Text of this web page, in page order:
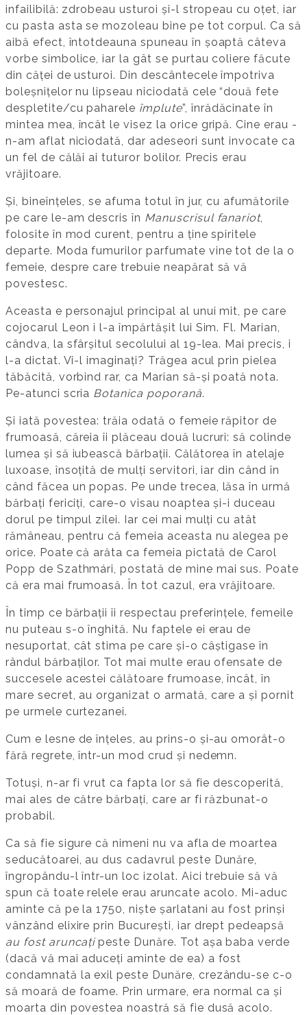
infailibilă: zdrobeau usturoi și-l stropeau cu oțet, iar
cu pasta asta se mozoleau bine pe tot corpul. Ca să
aibă efect, întotdeauna spuneau în șoaptă câteva
vorbe simbolice, iar la gât se purtau coliere făcute
din căței de usturoi. Din descântecele împotriva
boleșnițelor nu lipseau niciodată cele “două fete
despletite/cu paharele împlute”, înrădăcinate în
mintea mea, încât le visez la orice gripă. Cine erau -
n-am aflat niciodată, dar adeseori sunt invocate ca
un fel de călăi ai tuturor bolilor. Precis erau
vrăjitoare.
Și, bineînțeles, se afuma totul în jur, cu afumătorile
pe care le-am descris în Manuscrisul fanariot,
folosite în mod curent, pentru a ține spiritele
departe. Moda fumurilor parfumate vine tot de la o
femeie, despre care trebuie neapărat să vă
povestesc.
Aceasta e personajul principal al unui mit, pe care
cojocarul Leon i l-a împărtășit lui Sim. Fl. Marian,
cândva, la sfârșitul secolului al 19-lea. Mai precis, i
l-a dictat. Vi-l imaginați? Trăgea acul prin pielea
tăbăcită, vorbind rar, ca Marian să-și poată nota.
Pe-atunci scria Botanica poporană.
Și iată povestea: trăia odată o femeie răpitor de
frumoasă, căreia îi plăceau două lucruri: să colinde
lumea și să iubească bărbații. Călătorea în atelaje
luxoase, însoțită de mulți servitori, iar din când în
când făcea un popas. Pe unde trecea, lăsa în urmă
bărbați fericiți, care-o visau noaptea și-i duceau
dorul pe timpul zilei. Iar cei mai mulți cu atât
rămâneau, pentru că femeia aceasta nu alegea pe
orice. Poate că arăta ca femeia pictată de Carol
Popp de Szathmári, postată de mine mai sus. Poate
că era mai frumoasă. În tot cazul, era vrăjitoare.
În timp ce bărbații îi respectau preferințele, femeile
nu puteau s-o înghită. Nu faptele ei erau de
nesuportat, cât stima pe care și-o câștigase în
rândul bărbaților. Tot mai multe erau ofensate de
succesele acestei călătoare frumoase, încât, în
mare secret, au organizat o armată, care a și pornit
pe urmele curtezanei.
Cum e lesne de înțeles, au prins-o și-au omorât-o
fără regrete, într-un mod crud și nedemn.
Totuși, n-ar fi vrut ca fapta lor să fie descoperită,
mai ales de către bărbați, care ar fi răzbunat-o
probabil.
Ca să fie sigure că nimeni nu va afla de moartea
seducătoarei, au dus cadavrul peste Dunăre,
îngropându-l într-un loc izolat. Aici trebuie să vă
spun că toate relele erau aruncate acolo. Mi-aduc
aminte că pe la 1750, niște șarlatani au fost prinși
vânzând elixire prin București, iar drept pedeapsă
au fost aruncațipeste Dunăre. Tot așa baba verde
(dacă vă mai aduceți aminte de ea) a fost
condamnată la exil peste Dunăre, crezându-se c-o
să moară de foame. Prin urmare, era normal ca și
moarta din povestea noastră să fie dusă acolo.